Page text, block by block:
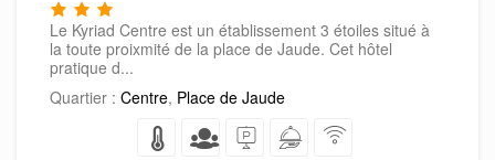
Le Kyriad Centre est un établissement 3 étoiles situé à
la toute proixmité de la place de Jaude. Cet hôtel
pratique d...
Quartier : Centre, Place de Jaude